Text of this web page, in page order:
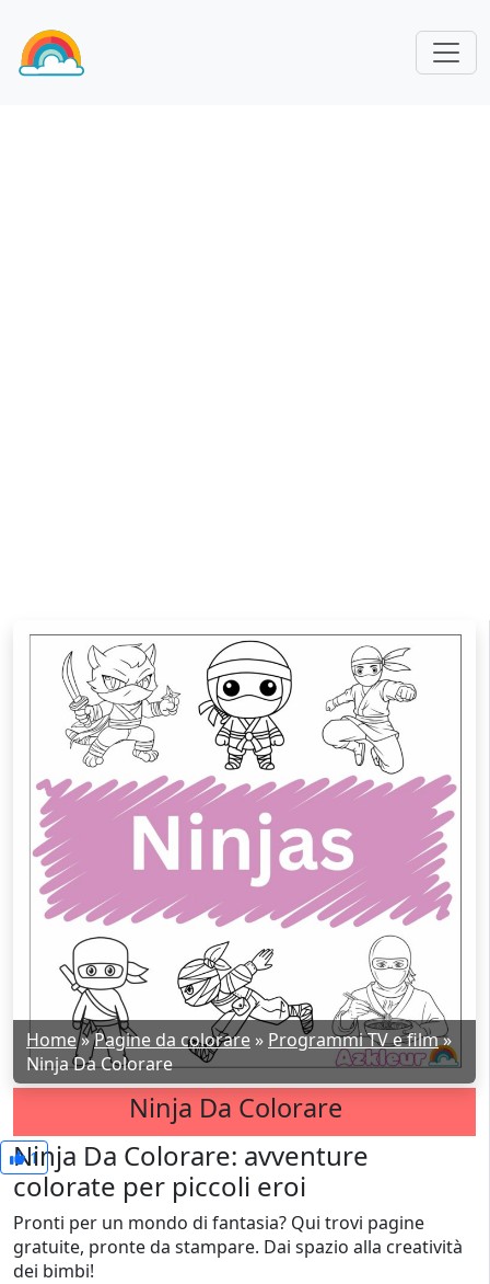
Home»Pagine da colorare » Programmi TV e film»
Ninja Da Colorare
Ninja Da Colorare
1
Ninja Da Colorare: avventure
colorate per piccoli eroi
Pronti per un mondo di fantasia? Qui trovi pagine
gratuite, pronte da stampare. Dai spazio alla creatività
dei bimbi!